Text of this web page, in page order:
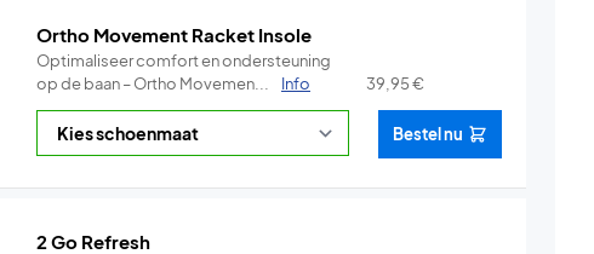
Ortho Movement Racket Insole
Optimaliseer comfort en ondersteuning
op de baan – Ortho Movemen...
Info 39,95€
Bestel nu
2 Go Refresh